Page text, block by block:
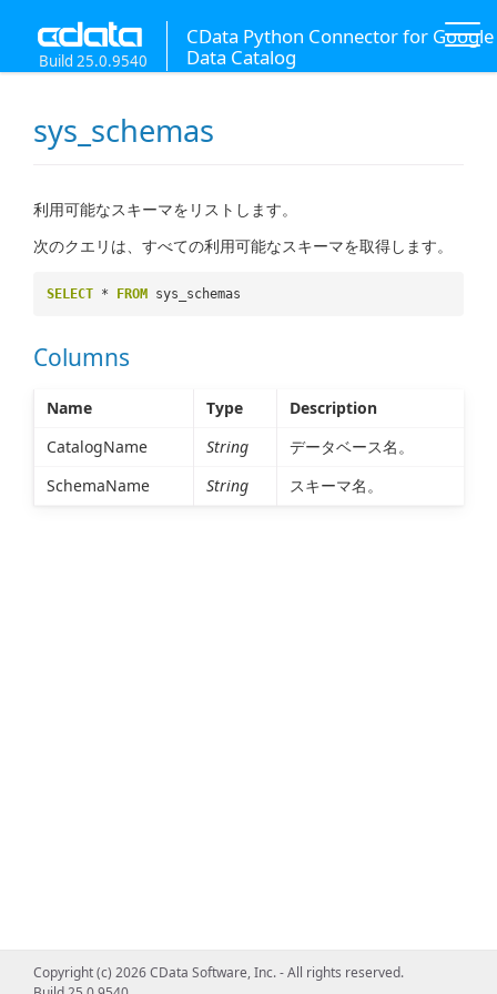
CData Python Connector for Google
Data Catalog
Build 25.0.9540
sys_schemas
利用可能なスキーマをリストします。
次のクエリは、すべての利用可能なスキーマを取得します。
SELECT * FROM sys_schemas
Columns
Name Type
Description
CatalogName
String
データベース名。
SchemaName
String スキーマ名。
Copyright (c) 2026 CData Software, Inc. - All rights reserved.